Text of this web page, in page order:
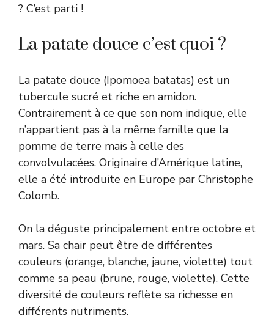
? C’est parti !
La patate douce c’est quoi ?
La patate douce (Ipomoea batatas) est un
tubercule sucré et riche en amidon.
Contrairement à ce que son nom indique, elle
n’appartient pas à la même famille que la
pomme de terre mais à celle des
convolvulacées. Originaire d’Amérique latine,
elle a été introduite en Europe par Christophe
Colomb.
On la déguste principalement entre octobre et
mars. Sa chair peut être de différentes
couleurs (orange, blanche, jaune, violette) tout
comme sa peau (brune, rouge, violette). Cette
diversité de couleurs reflète sa richesse en
différents nutriments.